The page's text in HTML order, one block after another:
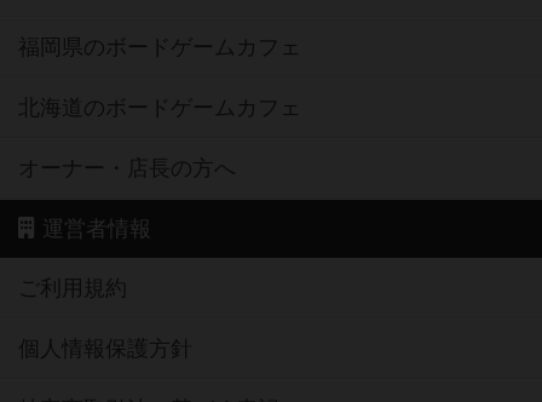
福岡県のボードゲームカフェ
北海道のボードゲームカフェ
オーナー・店長の方へ
運営者情報
ご利用規約
個人情報保護方針